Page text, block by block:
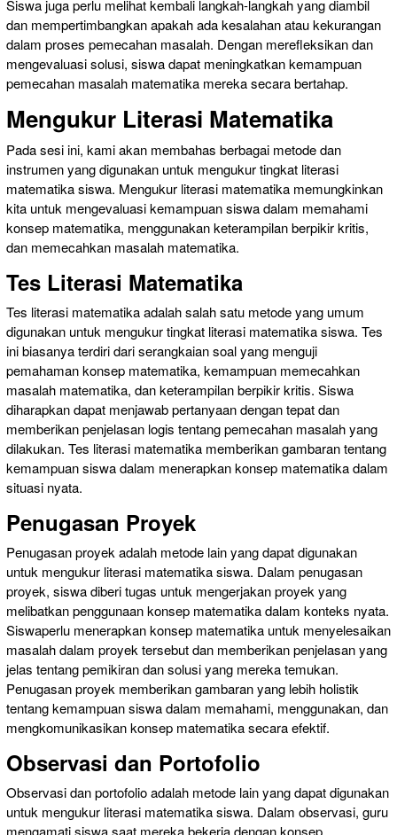
Siswa juga perlu melihat kembali langkah-langkah yang diambil
dan mempertimbangkan apakah ada kesalahan atau kekurangan
dalam proses pemecahan masalah. Dengan merefleksikan dan
mengevaluasi solusi, siswa dapat meningkatkan kemampuan
pemecahan masalah matematika mereka secara bertahap.
Mengukur Literasi Matematika
Pada sesi ini, kami akan membahas berbagai metode dan
instrumen yang digunakan untuk mengukur tingkat literasi
matematika siswa. Mengukur literasi matematika memungkinkan
kita untuk mengevaluasi kemampuan siswa dalam memahami
konsep matematika, menggunakan keterampilan berpikir kritis,
dan memecahkan masalah matematika.
Tes Literasi Matematika
Tes literasi matematika adalah salah satu metode yang umum
digunakan untuk mengukur tingkat literasi matematika siswa. Tes
ini biasanya terdiri dari serangkaian soal yang menguji
pemahaman konsep matematika, kemampuan memecahkan
masalah matematika, dan keterampilan berpikir kritis. Siswa
diharapkan dapat menjawab pertanyaan dengan tepat dan
memberikan penjelasan logis tentang pemecahan masalah yang
dilakukan. Tes literasi matematika memberikan gambaran tentang
kemampuan siswa dalam menerapkan konsep matematika dalam
situasi nyata.
Penugasan Proyek
Penugasan proyek adalah metode lain yang dapat digunakan
untuk mengukur literasi matematika siswa. Dalam penugasan
proyek, siswa diberi tugas untuk mengerjakan proyek yang
melibatkan penggunaan konsep matematika dalam konteks nyata.
Siswaperlu menerapkan konsep matematika untuk menyelesaikan
masalah dalam proyek tersebut dan memberikan penjelasan yang
jelas tentang pemikiran dan solusi yang mereka temukan.
Penugasan proyek memberikan gambaran yang lebih holistik
tentang kemampuan siswa dalam memahami, menggunakan, dan
mengkomunikasikan konsep matematika secara efektif.
Observasi dan Portofolio
Observasi dan portofolio adalah metode lain yang dapat digunakan
untuk mengukur literasi matematika siswa. Dalam observasi, guru
mengamati siswa saat mereka bekerja dengan konsep